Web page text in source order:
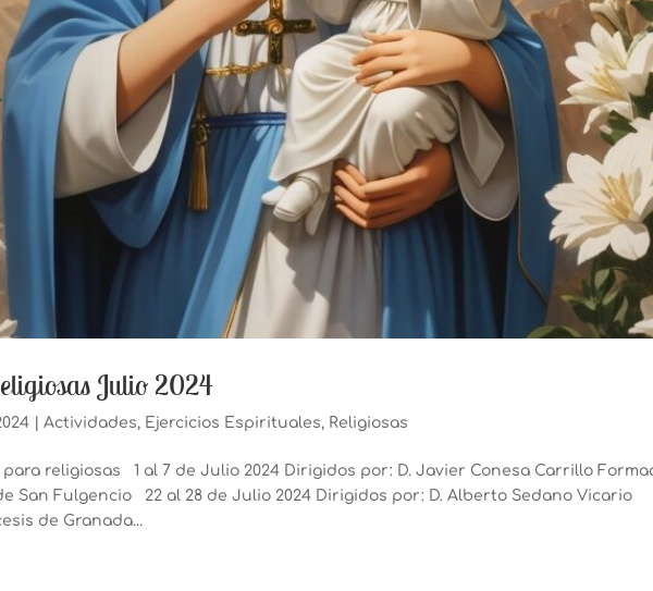
Julio 2024
|Actividades, Ejercicios Espirituales, Religiosas
religiosas 1 al 7 de Julio 2024 Dirigidos por: D. Javier Conesa Carrillo
San Fulgencio 22 al 28 de Julio 2024 Dirigidos por: D. Alberto Sedano Vicario
de Granada...